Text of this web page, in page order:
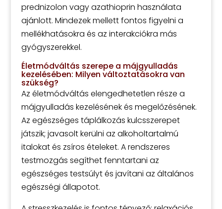
prednizolon vagy azathioprin használata
ajánlott. Mindezek mellett fontos figyelni a
mellékhatásokra és az interakciókra más
gyógyszerekkel.
Életmódváltás szerepe a májgyulladás
kezelésében: Milyen változtatásokra van
szükség?
Az életmódváltás elengedhetetlen része a
májgyulladás kezelésének és megelőzésének.
Az egészséges táplálkozás kulcsszerepet
játszik; javasolt kerülni az alkoholtartalmú
italokat és zsíros ételeket. A rendszeres
testmozgás segíthet fenntartani az
egészséges testsúlyt és javítani az általános
egészségi állapotot.